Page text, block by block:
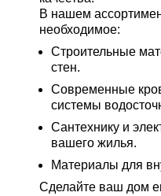
В нашем
необходимое:
Строительные
стен.
Современные
системы
Сантехнику и
вашего жилья.
Материалы для
Сделайте ваш дом